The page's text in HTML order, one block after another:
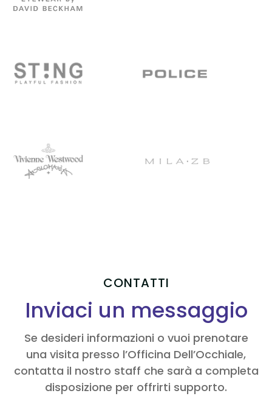
CONTATTI
Inviaci un messaggio
Se desideri informazioni o vuoi prenotare
una visita presso l’Officina Dell’Occhiale,
contatta il nostro staff che sarà a completa
disposizione per offrirti supporto.